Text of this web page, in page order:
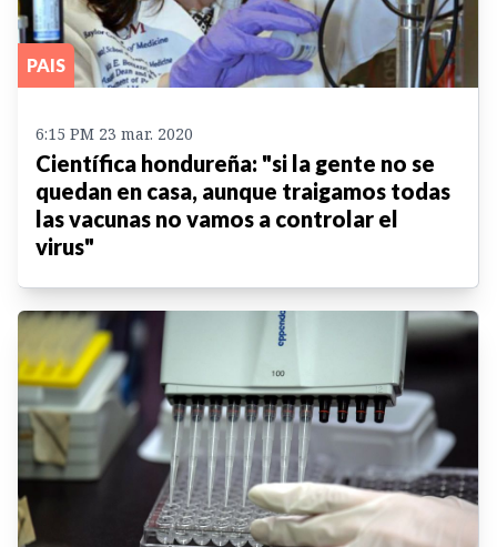
PAIS
6:15 PM 23 mar. 2020
Científica hondureña: "si la gente no se
quedan en casa, aunque traigamos todas
las vacunas no vamos a controlar el
virus"